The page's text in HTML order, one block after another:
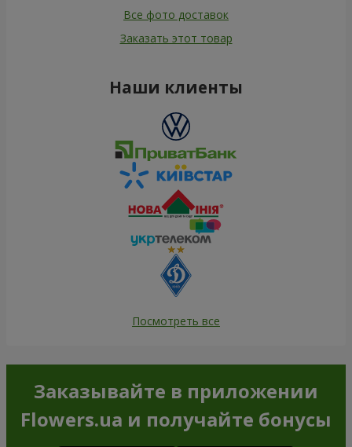
Все фото доставок
Заказать этот товар
Наши клиенты
Посмотреть все
Заказывайте в приложении
Flowers.ua и получайте бонусы